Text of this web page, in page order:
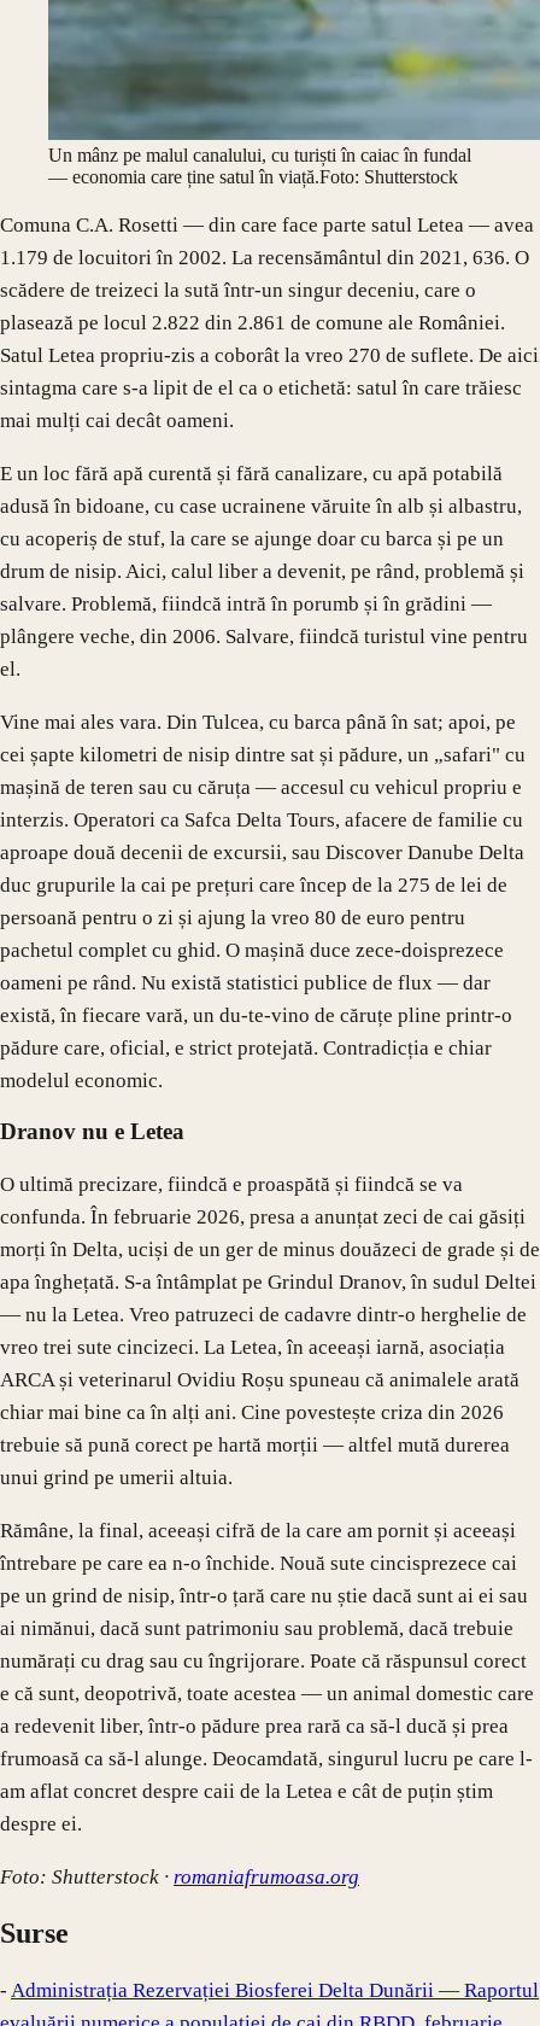
Un mânz pe malul canalului, cu turiști în caiac în fundal
— economia care ține satul în viață.Foto: Shutterstock
Comuna C.A. Rosetti — din care face parte satul Letea — avea
1.179 de locuitori în 2002. La recensământul din 2021, 636. O
scădere de treizeci la sută într-un singur deceniu, care o
plasează pe locul 2.822 din 2.861 de comune ale României.
Satul Letea propriu-zis a coborât la vreo 270 de suflete. De aici
sintagma care s-a lipit de el ca o etichetă: satul în care trăiesc
mai mulți cai decât oameni.
E un loc fără apă curentă și fără canalizare, cu apă potabilă
adusă în bidoane, cu case ucrainene văruite în alb și albastru,
cu acoperiș de stuf, la care se ajunge doar cu barca și pe un
drum de nisip. Aici, calul liber a devenit, pe rând, problemă și
salvare. Problemă, fiindcă intră în porumb și în grădini —
plângere veche, din 2006. Salvare, fiindcă turistul vine pentru
el.
Vine mai ales vara. Din Tulcea, cu barca până în sat; apoi, pe
cei șapte kilometri de nisip dintre sat și pădure, un „safari" cu
mașină de teren sau cu căruța — accesul cu vehicul propriu e
interzis. Operatori ca Safca Delta Tours, afacere de familie cu
aproape două decenii de excursii, sau Discover Danube Delta
duc grupurile la cai pe prețuri care încep de la 275 de lei de
persoană pentru o zi și ajung la vreo 80 de euro pentru
pachetul complet cu ghid. O mașină duce zece-doisprezece
oameni pe rând. Nu există statistici publice de flux — dar
există, în fiecare vară, un du-te-vino de căruțe pline printr-o
pădure care, oficial, e strict protejată. Contradicția e chiar
modelul economic.
Dranov nu e Letea
O ultimă precizare, fiindcă e proaspătă și fiindcă se va
confunda. În februarie 2026, presa a anunțat zeci de cai găsiți
morți în Delta, uciși de un ger de minus douăzeci de grade și de
apa înghețată. S-a întâmplat pe Grindul Dranov, în sudul Deltei
— nu la Letea. Vreo patruzeci de cadavre dintr-o herghelie de
vreo trei sute cincizeci. La Letea, în aceeași iarnă, asociația
ARCA și veterinarul Ovidiu Roșu spuneau că animalele arată
chiar mai bine ca în alți ani. Cine povestește criza din 2026
trebuie să pună corect pe hartă morții — altfel mută durerea
unui grind pe umerii altuia.
Rămâne, la final, aceeași cifră de la care am pornit și aceeași
întrebare pe care ea n-o închide. Nouă sute cincisprezece cai
pe un grind de nisip, într-o țară care nu știe dacă sunt ai ei sau
ai nimănui, dacă sunt patrimoniu sau problemă, dacă trebuie
numărați cu drag sau cu îngrijorare. Poate că răspunsul corect
e că sunt, deopotrivă, toate acestea — un animal domestic care
a redevenit liber, într-o pădure prea rară ca să-l ducă și prea
frumoasă ca să-l alunge. Deocamdată, singurul lucru pe care l-
am aflat concret despre caii de la Letea e cât de puțin știm
despre ei.
Foto: Shutterstock · romaniafrumoasa.org
Surse
- Administrația Rezervației Biosferei Delta Dunării — Raportul